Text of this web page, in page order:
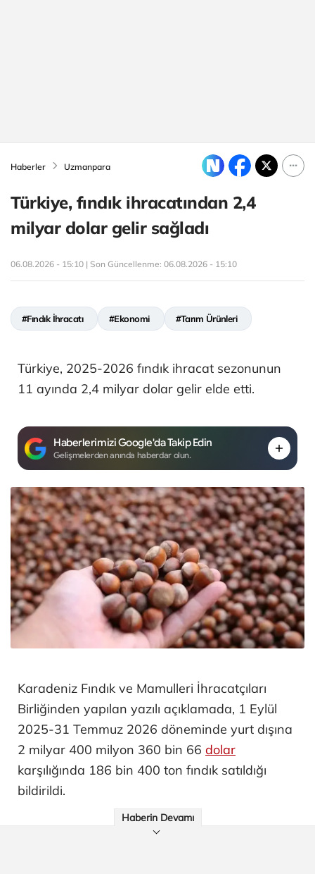
Haberler Uzmanpara
Türkiye, fındık ihracatından 2,4
milyar dolar gelir sağladı
06.08.2026 - 15:10 | Son Güncellenme: 06.08.2026 - 15:10
#Fındık İhracatı #Ekonomi #Tarım Ürünleri
Türkiye, 2025-2026 fındık ihracat sezonunun
11 ayında 2,4 milyar dolar gelir elde etti.
Haberlerimizi Google'da Takip Edin
Gelişmelerden anında haberdar olun.
Karadeniz Fındık ve Mamulleri İhracatçıları
Birliğinden yapılan yazılı açıklamada, 1 Eylül
2025-31 Temmuz 2026 döneminde yurt dışına
2 milyar 400 milyon 360 bin 66 dolar
karşılığında 186 bin 400 ton fındık satıldığı
bildirildi.
Haberin Devamı